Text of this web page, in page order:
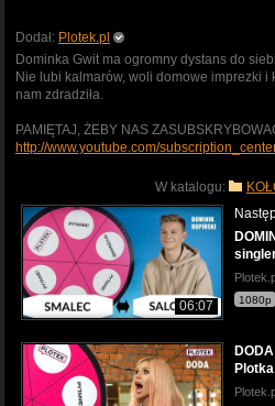
Dodał: Plotek.pl
Dominka Gwit ma ogromny dystans do
Nie lubi kalmarów, woli domowe imprezki i
nam zdradziła.
PAMIĘTAJ, ŻEBY NAS
http://www.youtube.com/
W katalogu:
06:07 1080p
Plotka